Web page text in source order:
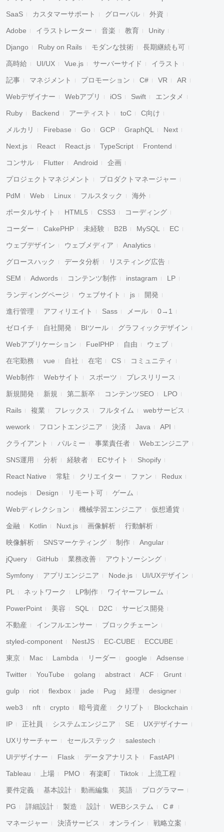
SaaS カスタマーサポート グローバル 外資
Adobe イラストレーター 音楽 教育 Unity
Django Ruby on Rails モダンな技術 長期継続も可
高時給 UI/UX Vue.js サーバーサイド イラスト
記事 マネジメント プロモーション C# VR AR
Webデザイナー Webアプリ iOS Swift エンタメ
Ruby Backend アーティスト toC C向け
メルカリ Firebase Go GCP GraphQL Next
Next.js React React.js TypeScript Frontend
コンサル Flutter Android 企画
プロジェクトマネジメント プロダクトマネージャー
PdM Web Linux フルスタック 海外
ポータルサイト HTML5 CSS3 コーディング
コーダー CakePHP 未経験 B2B MySQL EC
ウェブデザイン ウェブメディア Analytics
グロースハック データ分析 リスティング広告
SEM Adwords コンテンツ制作 instagram LP
ランディングページ ウェブサイト js 開発
進行管理 アフィリエイト Sass メール 0→1
ゼロイチ 自社開発 BIツール グラフィックデザイン
Webアプリケーション FuelPHP 自由 ウェブ
在宅勤務 vue 自社 在宅 CS コミュニティ
Web制作 Webサイト スポーツ プレスリリース
新規開発 新規 第二新卒 コンテンツSEO LPO
Rails 複業 フレックス フルタイム webサービス
wework フロントエンジニア 決済 Java API
クライアント パルミー 事業責任者 Webエンジニア
SNS運用 分析 経験者 ECサイト Shopify
React Native 常駐 クリエイター ファン Redux
nodejs Design リモート可 ゲーム
Webディレクション 機械学習エンジニア 仮想通貨
金融 Kotlin Nuxt.js 画像解析 行動解析
映像解析 SNSマーケティング 制作 Angular
jQuery GitHub 業務改善 アウトソーシング
Symfony アプリエンジニア Node.js UI/UXデザイン
PL ネットワーク LP制作 ワイヤーフレーム
PowerPoint 美容 SQL D2C サービス開発
不動産 インフルエンサー ブロックチェーン
styled-component NestJS EC-CUBE ECCUBE
東京 Mac Lambda リーダー google Adsense
Twitter YouTube golang abstract ACF Grunt
gulp riot flexbox jade Pug 経理 designer
web3 nft crypto 暗号資産 クリプト Blockchain
IP 正社員 システムエンジニア SE UXデザイナー
UXリサーチャー セールステック salestech
UIデザイナー Flask データアナリスト FastAPI
Tableau 上場 PMO 有楽町 Tiktok 上流工程
要件定義 基本設計 動画編集 英語 プログラマー
PG 詳細設計 製造 設計 WEBシステム C＃
マネージャー 決済サービス オンライン 戦略立案